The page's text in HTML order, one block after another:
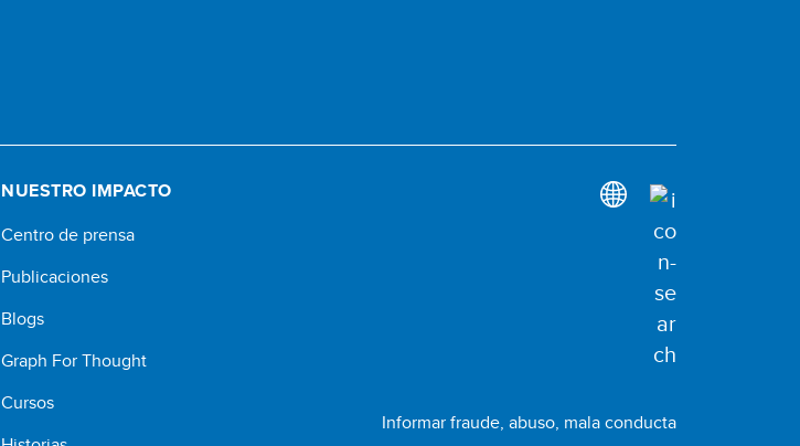
NUESTRO IMPACTO
Centro de prensa
Publicaciones
Blogs
Graph For Thought
Cursos
Informar fraude, abuso, mala conducta